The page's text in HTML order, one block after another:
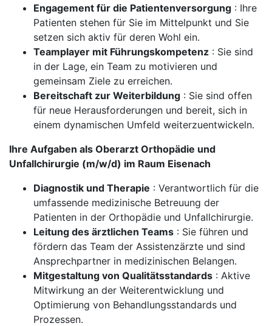
Engagement für die Patientenversorgung : Ihre
Patienten stehen für Sie im Mittelpunkt und Sie
setzen sich aktiv für deren Wohl ein.
Teamplayer mit Führungskompetenz : Sie sind
in der Lage, ein Team zu motivieren und
gemeinsam Ziele zu erreichen.
Bereitschaft zur Weiterbildung : Sie sind offen
für neue Herausforderungen und bereit, sich in
einem dynamischen Umfeld weiterzuentwickeln.
Ihre Aufgaben als Oberarzt Orthopädie und
Unfallchirurgie (m/w/d) im Raum Eisenach
Diagnostik und Therapie : Verantwortlich für die
umfassende medizinische Betreuung der
Patienten in der Orthopädie und Unfallchirurgie.
Leitung des ärztlichen Teams : Sie führen und
fördern das Team der Assistenzärzte und sind
Ansprechpartner in medizinischen Belangen.
Mitgestaltung von Qualitätsstandards : Aktive
Mitwirkung an der Weiterentwicklung und
Optimierung von Behandlungsstandards und
Prozessen.